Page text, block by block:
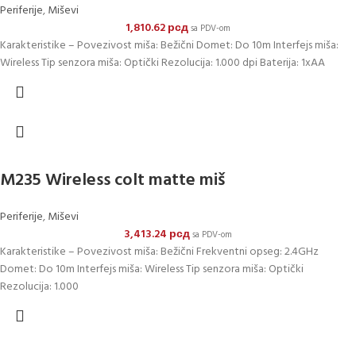
Periferije,Miševi
1,810.62рсдsa PDV-om
Karakteristike – Povezivost miša: Bežični Domet: Do 10m Interfejs miša:
Wireless Tip senzora miša: Optički Rezolucija: 1.000 dpi Baterija: 1xAA
M235 Wireless colt matte miš
Periferije,Miševi
3,413.24 рсдsa PDV-om
Karakteristike – Povezivost miša: Bežični Frekventni opseg: 2.4GHz
Domet: Do 10m Interfejs miša: Wireless Tip senzora miša: Optički
Rezolucija: 1.000